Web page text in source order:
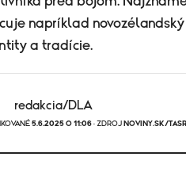
napríklad
a tradície.
redakcia/DLA
5.6.2025 O 11:06 · ZDROJ NOVINY.SK/TASR